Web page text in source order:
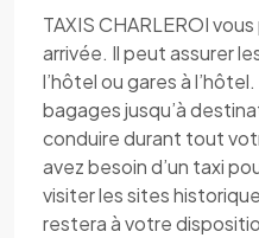
TAXIS CHARLEROI
arrivée. Il peut assurer
l’hôtel ou gares à
bagages jusqu’à
conduire durant tout
avez besoin d’un taxi
visiter les sites
restera à votre